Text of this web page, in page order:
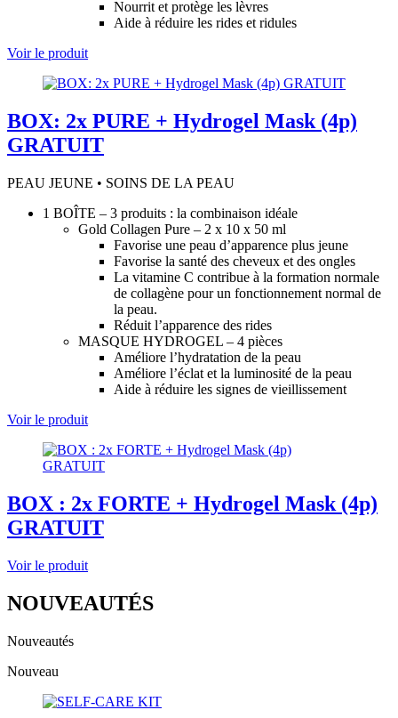
Nourrit et protège les lèvres
Aide à réduire les rides et ridules
Voir le produit
BOX: 2x PURE + Hydrogel Mask (4p)
GRATUIT
PEAU JEUNE • SOINS DE LA PEAU
1 BOÎTE – 3 produits : la combinaison idéale
Gold Collagen Pure – 2 x 10 x 50 ml
Favorise une peau d’apparence plus jeune
Favorise la santé des cheveux et des ongles
La vitamine C contribue à la formation normale
de collagène pour un fonctionnement normal de
la peau.
Réduit l’apparence des rides
MASQUE HYDROGEL – 4 pièces
Améliore l’hydratation de la peau
Améliore l’éclat et la luminosité de la peau
Aide à réduire les signes de vieillissement
Voir le produit
BOX : 2x FORTE + Hydrogel Mask (4p)
GRATUIT
Voir le produit
NOUVEAUTÉS
Nouveautés
Nouveau